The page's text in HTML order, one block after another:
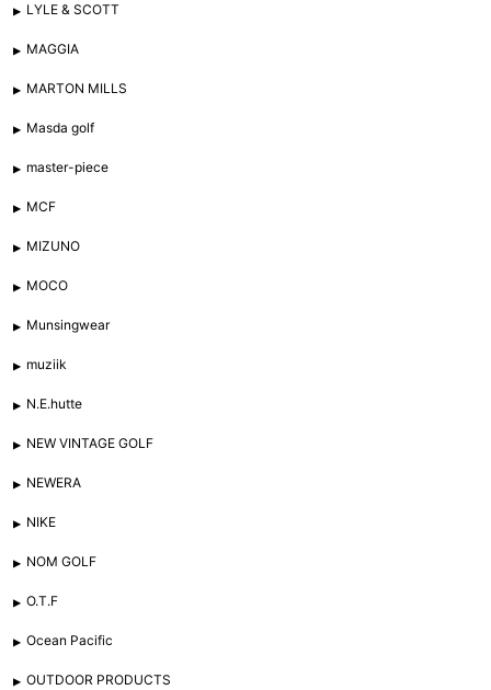
LYLE & SCOTT
MAGGIA
MARTON MILLS
Masda golf
master-piece
MCF
MIZUNO
MOCO
Munsingwear
muziik
N.E.hutte
NEW VINTAGE GOLF
NEWERA
NIKE
NOM GOLF
O.T.F
Ocean Pacific
OUTDOOR PRODUCTS